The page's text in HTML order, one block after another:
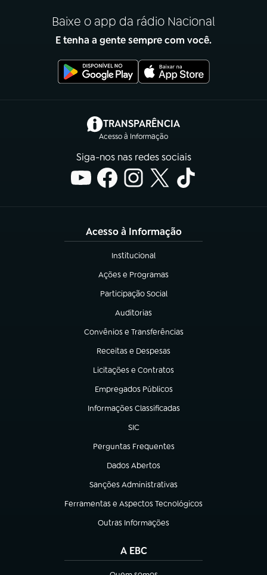
Baixe o app da rádio Nacional
E tenha a gente sempre com você.
TRANSPARÊNCIA
Acesso à Informação
(abre em nova aba)
Siga-nos nas redes sociais
Acesso à Informação
Institucional
(abre em nova aba)
Ações e Programas
(abre em nova aba)
Participação Social
(abre em nova aba)
Auditorias
(abre em nova aba)
Convênios e Transferências
(abre em nova aba)
Receitas e Despesas
(abre em nova aba)
Licitações e Contratos
(abre em nova aba)
Empregados Públicos
(abre em nova aba)
Informações Classificadas
(abre em nova aba)
SIC
(abre em nova aba)
Perguntas Frequentes
(abre em nova aba)
Dados Abertos
(abre em nova aba)
Sanções Administrativas
(abre em nova aba)
Ferramentas e Aspectos Tecnológicos
(abre em nova aba)
Outras Informações
(abre em nova aba)
A EBC